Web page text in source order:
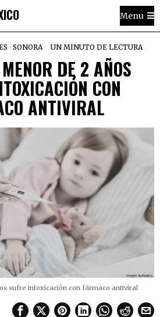
Menu
· SONORA UN MINUTO DE LECTURA
DE 2 AÑOS
CON
ANTIVIRAL
sufre intoxicación con fármaco antiviral